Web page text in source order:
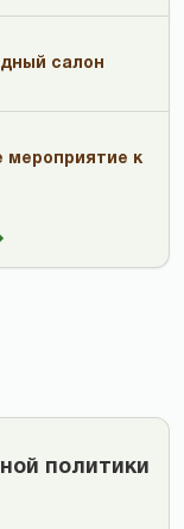
салон
мероприятие к
политики